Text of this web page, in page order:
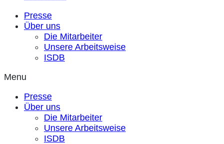
Presse
Über uns
Die Mitarbeiter
Unsere Arbeitsweise
ISDB
Menu
Presse
Über uns
Die Mitarbeiter
Unsere Arbeitsweise
ISDB